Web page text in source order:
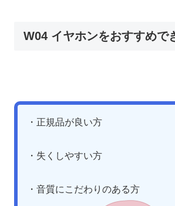
W04 イヤホンをおすすめで
・正規品が良い方
・失くしやすい方
・音質にこだわりのある方